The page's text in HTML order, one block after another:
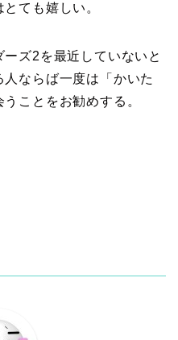
ても嬉しい。
ズ2を最近していないと
ならば一度は「かいた
ことをお勧めする。